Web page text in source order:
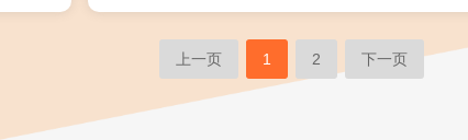
上一页 1 2 下一页